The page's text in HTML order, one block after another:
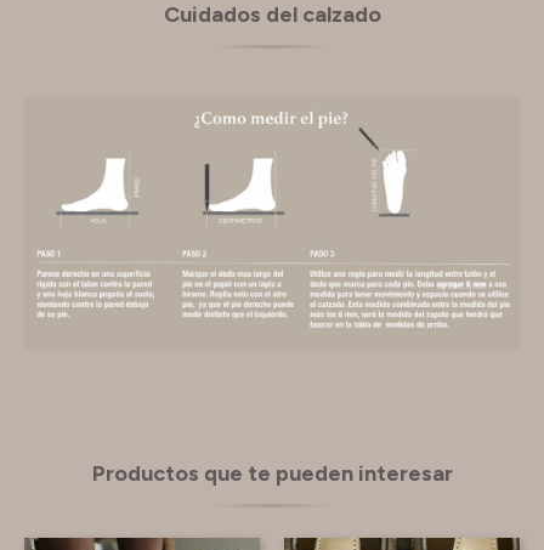
Cuidados del calzado
Productos que te pueden interesar